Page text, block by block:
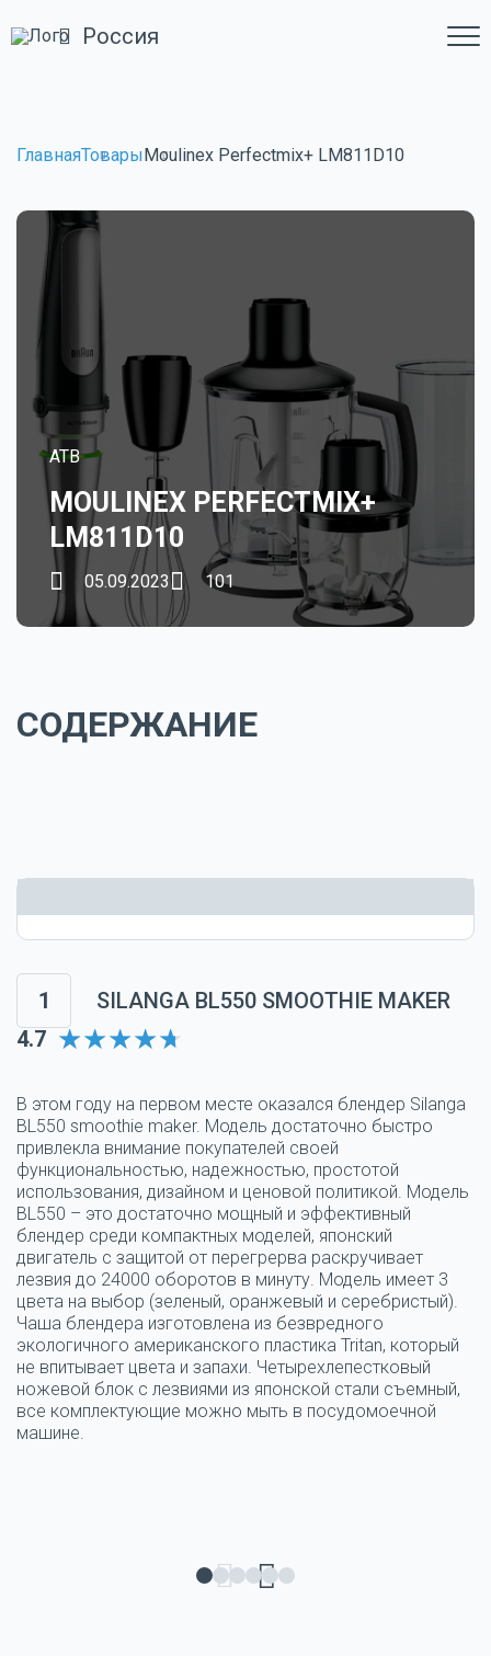
Россия
ГлавнаяТоварыMoulinex Perfectmix+ LM811D10
ATB
MOULINEX PERFECTMIX+
LM811D10
05.09.2023 101
СОДЕРЖАНИЕ
1
SILANGA BL550 SMOOTHIE MAKER
4.7
В этом году на первом месте оказался блендер Silanga
BL550 smoothie maker. Модель достаточно быстро
привлекла внимание покупателей своей
функциональностью, надежностью, простотой
использования, дизайном и ценовой политикой. Модель
BL550 – это достаточно мощный и эффективный
блендер среди компактных моделей, японский
двигатель с защитой от перегрерва раскручивает
лезвия до 24000 оборотов в минуту. Модель имеет 3
цвета на выбор (зеленый, оранжевый и серебристый).
Чаша блендера изготовлена из безвредного
экологичного американского пластика Tritan, который
не впитывает цвета и запахи. Четырехлепестковый
ножевой блок с лезвиями из японской стали съемный,
все комплектующие можно мыть в посудомоечной
машине.